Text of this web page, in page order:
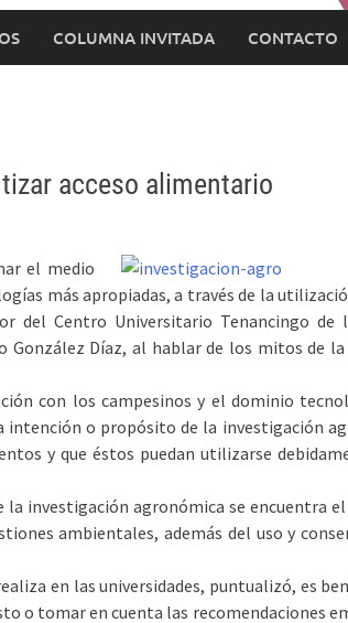
COLUMNA INVITADA CONTACTO
acceso alimentario
el medio
más apropiadas, a través de la
del Centro Universitario Tenancingo de
González Díaz, al hablar de los mitos de
con los campesinos y el dominio
o propósito de la investigación
y que éstos puedan utilizarse
la investigación agronómica se encuentra
ambientales, además del uso y
en las universidades, puntualizó, es
o tomar en cuenta las recomendaciones